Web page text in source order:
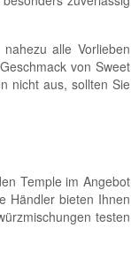
alle Vorlieben
von Sweet
nicht aus, sollten Sie
Temple im Angebot
Händler bieten Ihnen
testen